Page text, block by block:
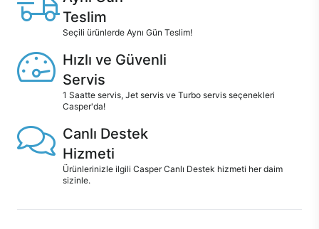
Teslim
Seçili ürünlerde Aynı Gün Teslim!
Hızlı ve Güvenli
Servis
1 Saatte servis, Jet servis ve Turbo servis seçenekleri
Casper'da!
Canlı Destek
Hizmeti
Ürünlerinizle ilgili Casper Canlı Destek hizmeti her daim
sizinle.